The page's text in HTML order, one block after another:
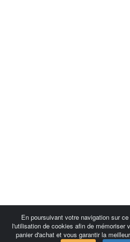
En poursuivant votre navigation sur
l'utilisation de cookies afin de mémoriser
panier d'achat et vous garantir la